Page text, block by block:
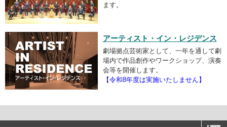
ます。
アーティスト・イン・レジデンス
劇場拠点芸術家として、一年を通して劇
場内で作品創作やワークショップ、演奏
会等を開催します。
【令和8年度は実施いたしません】